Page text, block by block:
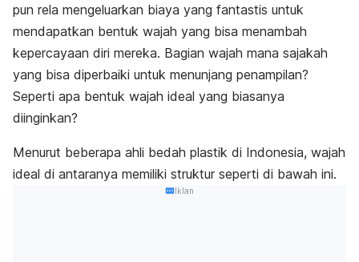
pun rela mengeluarkan biaya yang fantastis untuk
mendapatkan bentuk wajah yang bisa menambah
kepercayaan diri mereka. Bagian wajah mana sajakah
yang bisa diperbaiki untuk menunjang penampilan?
Seperti apa bentuk wajah ideal yang biasanya
diinginkan?
Menurut beberapa ahli bedah plastik di Indonesia, wajah
ideal di antaranya memiliki struktur seperti di bawah ini.
Iklan